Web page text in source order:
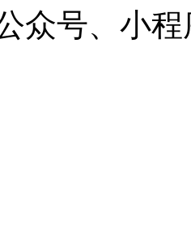
众号、小